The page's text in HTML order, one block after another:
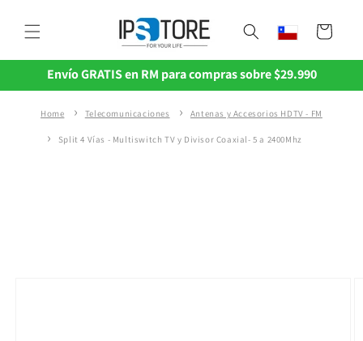
al contenido
Carrito
Envío GRATIS en RM para compras sobre $29.990
Home Telecomunicaciones Antenas y Accesorios HDTV - FM
Split 4 Vías - Multiswitch TV y Divisor Coaxial- 5 a 2400Mhz